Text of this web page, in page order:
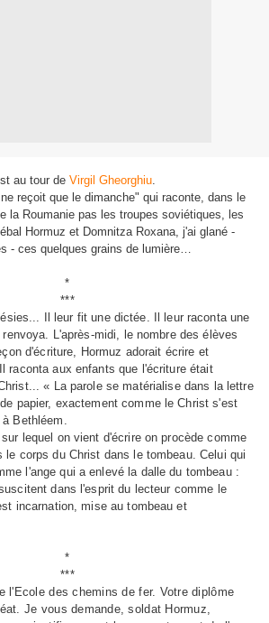
au tour de Virgil Gheorghiu.
reçoit que le dimanche" qui raconte, dans le
la Roumanie pas les troupes soviétiques, les
Hormuz et Domnitza Roxana, j'ai glané -
- ces quelques grains de lumière…
*
***
Il leur fit une dictée. Il leur raconta une
L'après-midi, le nombre des élèves
d'écriture, Hormuz adorait écrire et
raconta aux enfants que l'écriture était
« La parole se matérialise dans la lettre
papier, exactement comme le Christ s'est
Bethléem.
lequel on vient d'écrire on procède comme
le corps du Christ dans le tombeau. Celui qui
l'ange qui a enlevé la dalle du tombeau :
dans l'esprit du lecteur comme le
incarnation, mise au tombeau et
*
***
l'Ecole des chemins de fer. Votre diplôme
Je vous demande, soldat Hormuz,